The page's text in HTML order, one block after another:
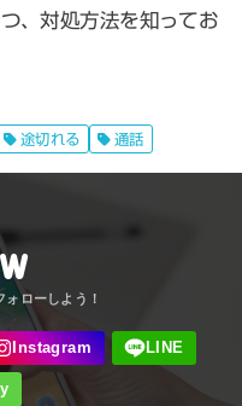
、対処方法を知ってお
途切れる 通話